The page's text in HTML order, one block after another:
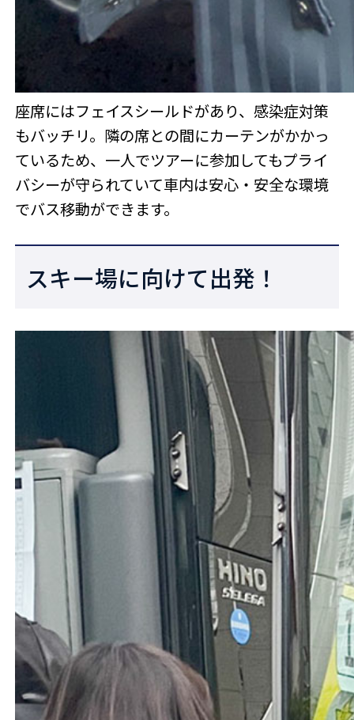
座席にはフェイスシールドがあり、感染症対策
もバッチリ。隣の席との間にカーテンがかかっ
ているため、一人でツアーに参加してもプライ
バシーが守られていて車内は安心・安全な環境
でバス移動ができます。
スキー場に向けて出発！